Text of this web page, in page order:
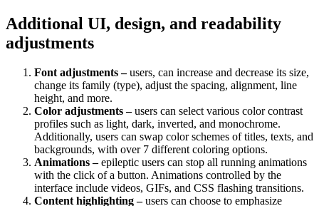
Additional UI, design, and readability
adjustments
Font adjustments –users, can increase and decrease its size,
change its family (type), adjust the spacing, alignment, line
height, and more.
Color adjustments –users can select various color contrast
profiles such as light, dark, inverted, and monochrome.
Additionally, users can swap color schemes of titles, texts, and
backgrounds, with over 7 different coloring options.
Animations –epileptic users can stop all running animations
with the click of a button. Animations controlled by the
interface include videos, GIFs, and CSS flashing transitions.
Content highlighting –users can choose to emphasize